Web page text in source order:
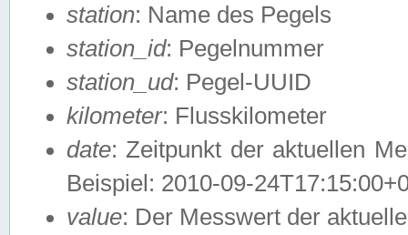
station: Name des Pegels
station_id: Pegelnummer
station_ud: Pegel-UUID
kilometer: Flusskilometer
date: Zeitpunkt der aktuellen
Beispiel: 2010-09-
value: Der Messwert der